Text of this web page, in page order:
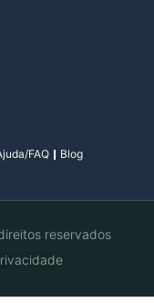
FAQ Blog
reservados